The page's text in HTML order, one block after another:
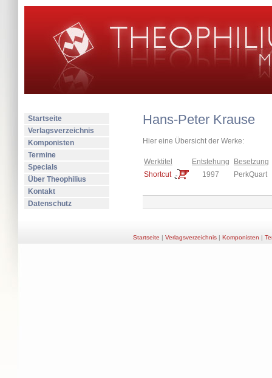
Startseite
Verlagsverzeichnis
Komponisten
Termine
Specials
Über Theophilius
Kontakt
Datenschutz
Hans-Peter Krause
Hier eine Übersicht der Werke:
Werktitel Entstehung
Besetzung
Shortcut
1997 PerkQuart
Startseite | Verlagsverzeichnis| Komponisten |